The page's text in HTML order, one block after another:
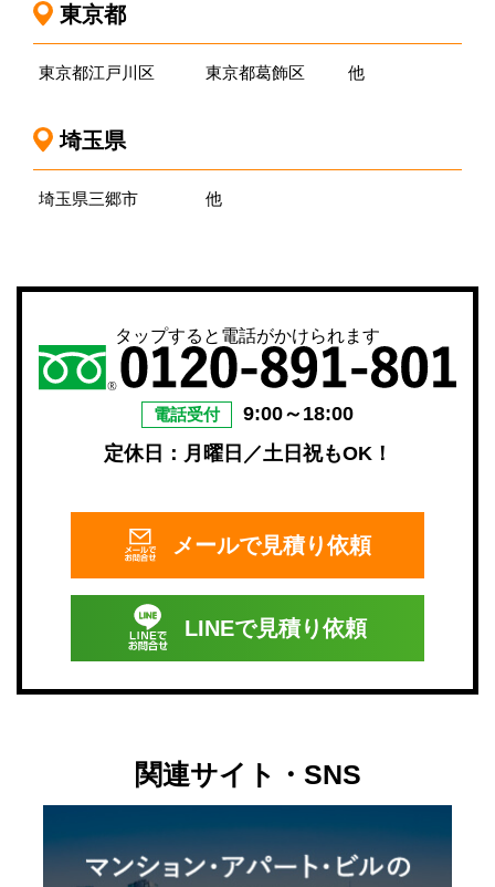
東京都
東京都江戸川区 東京都葛飾区 他
埼玉県
埼玉県三郷市 他
タップすると電話がかけられます
電話受付
9:00～18:00
定休日：月曜日／土日祝もOK！
メールで見積り依頼
LINEで見積り依頼
関連サイト・SNS